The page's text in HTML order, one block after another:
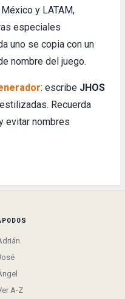
y LATAM,
especiales
uno se copia con un
nombre del juego.
: escribe JHOS
Recuerda
evitar nombres
A-Z